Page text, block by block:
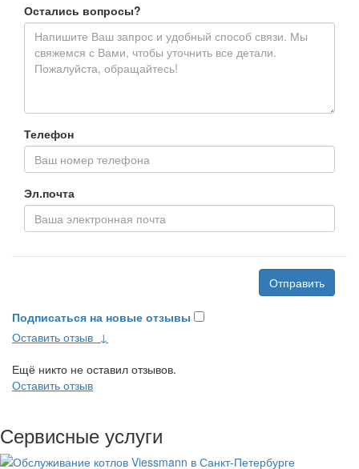
Остались вопросы?
Телефон
Эл.почта
Отправить
Подписаться на новые отзывы
Оставить отзыв ↓
Ещё никто не оставил отзывов.
Оставить отзыв
Сервисные услуги